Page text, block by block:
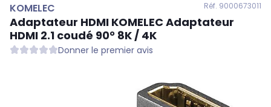
KOMELEC Réf. 9000673011
Adaptateur HDMI KOMELECAdaptateur
HDMI 2.1 coudé 90° 8K / 4K
Donner le premier avis